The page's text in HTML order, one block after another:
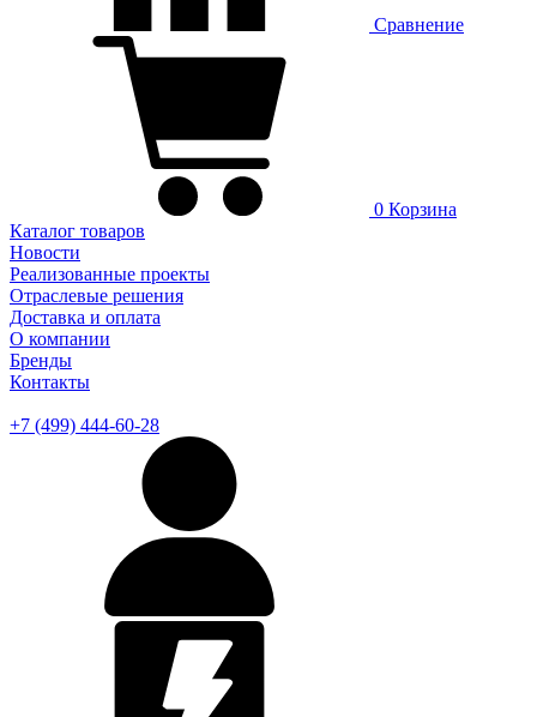
Сравнение
0 Корзина
Каталог товаров
Новости
Реализованные проекты
Отраслевые решения
Доставка и оплата
О компании
Бренды
Контакты
+7 (499) 444-60-28